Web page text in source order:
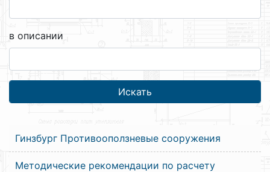
в описании
Гинзбург Противооползневые сооружения
Методические рекомендации по расчету